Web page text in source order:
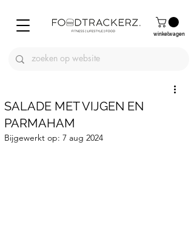
winkelwagen
SALADE MET VIJGEN EN
PARMAHAM
Bijgewerkt op: 7 aug 2024